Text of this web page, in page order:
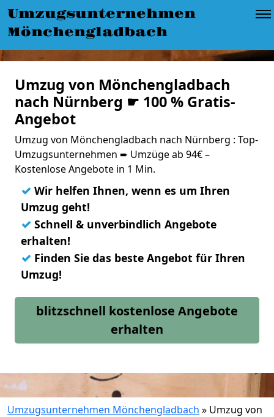
Umzugsunternehmen
Mönchengladbach
Umzug von Mönchengladbach
nach Nürnberg ☛ 100 % Gratis-
Angebot
Umzug von Mönchengladbach nach Nürnberg : Top-
Umzugsunternehmen ➨ Umzüge ab 94€ –
Kostenlose Angebote in 1 Min.
✓ Wir helfen Ihnen, wenn es um Ihren
Umzug geht!
✓ Schnell & unverbindlich Angebote
erhalten!
✓ Finden Sie das beste Angebot für Ihren
Umzug!
blitzschnell kostenlose Angebote
erhalten
Umzugsunternehmen Mönchengladbach » Umzug von